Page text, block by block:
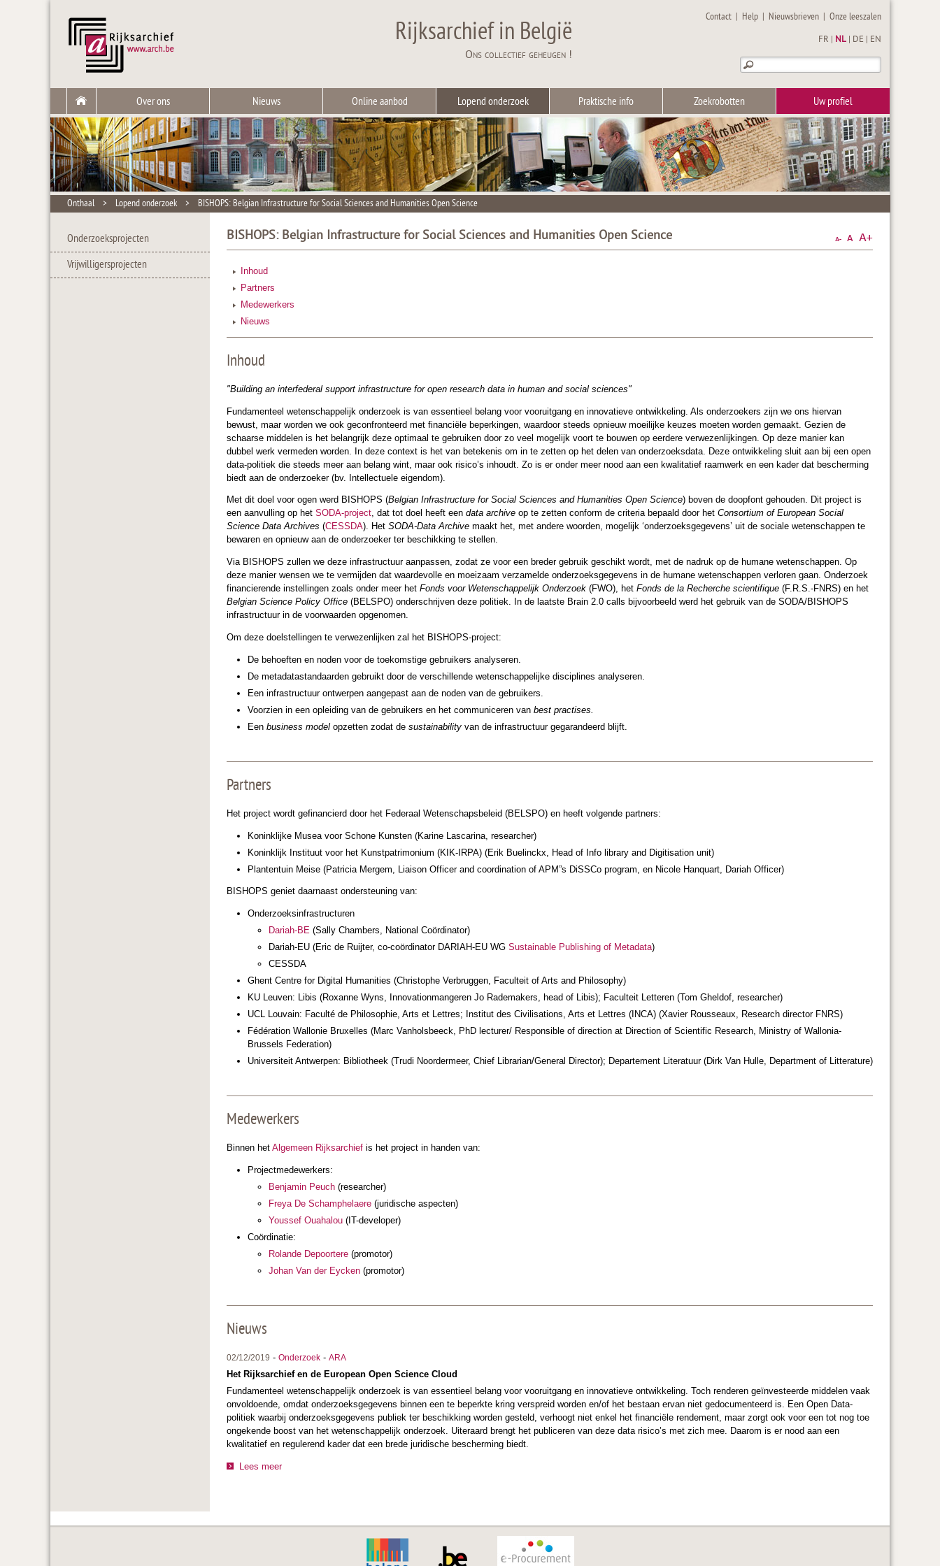
Rijksarchief in België
Ons collectief geheugen !
Contact | Help | Nieuwsbrieven |Onze leeszalen
FR NL DE EN
Over ons Nieuws Online aanbod Lopend onderzoek Praktische info Zoekrobotten Uw profiel
Onthaal > Lopend onderzoek > BISHOPS: Belgian Infrastructure for Social Sciences and Humanities Open Science
Onderzoeksprojecten
Vrijwilligersprojecten
BISHOPS: Belgian Infrastructure for Social Sciences and Humanities Open Science
Inhoud
Partners
Medewerkers
Nieuws
Inhoud
"Building an interfederal support infrastructure for open research data in human and social sciences"
Fundamenteel wetenschappelijk onderzoek is van essentieel belang voor vooruitgang en innovatieve ontwikkeling. Als onderzoekers zijn we ons hiervan
bewust, maar worden we ook geconfronteerd met financiële beperkingen, waardoor steeds opnieuw moeilijke keuzes moeten worden gemaakt. Gezien de
schaarse middelen is het belangrijk deze optimaal te gebruiken door zo veel mogelijk voort te bouwen op eerdere verwezenlijkingen. Op deze manier kan
dubbel werk vermeden worden. In deze context is het van betekenis om in te zetten op het delen van onderzoeksdata. Deze ontwikkeling sluit aan bij een open
data-politiek die steeds meer aan belang wint, maar ook risico’s inhoudt. Zo is er onder meer nood aan een kwalitatief raamwerk en een kader dat bescherming
biedt aan de onderzoeker (bv. Intellectuele eigendom).
Met dit doel voor ogen werd BISHOPS (Belgian Infrastructure for Social Sciences and Humanities Open Science) boven de doopfont gehouden. Dit project is
een aanvulling op het SODA-project, dat tot doel heeft een data archive op te zetten conform de criteria bepaald door het Consortium of European Social
Science Data Archives (CESSDA). Het SODA-Data Archive maakt het, met andere woorden, mogelijk ‘onderzoeksgegevens’ uit de sociale wetenschappen te
bewaren en opnieuw aan de onderzoeker ter beschikking te stellen.
Via BISHOPS zullen we deze infrastructuur aanpassen, zodat ze voor een breder gebruik geschikt wordt, met de nadruk op de humane wetenschappen. Op
deze manier wensen we te vermijden dat waardevolle en moeizaam verzamelde onderzoeksgegevens in de humane wetenschappen verloren gaan. Onderzoek
financierende instellingen zoals onder meer het Fonds voor Wetenschappelijk Onderzoek (FWO), het Fonds de la Recherche scientifique (F.R.S.-FNRS) en het
Belgian Science Policy Office (BELSPO) onderschrijven deze politiek. In de laatste Brain 2.0 calls bijvoorbeeld werd het gebruik van de SODA/BISHOPS
infrastructuur in de voorwaarden opgenomen.
Om deze doelstellingen te verwezenlijken zal het BISHOPS-project:
De behoeften en noden voor de toekomstige gebruikers analyseren.
De metadatastandaarden gebruikt door de verschillende wetenschappelijke disciplines analyseren.
Een infrastructuur ontwerpen aangepast aan de noden van de gebruikers.
Voorzien in een opleiding van de gebruikers en het communiceren van best practises.
Een business model opzetten zodat de sustainability van de infrastructuur gegarandeerd blijft.
Partners
Het project wordt gefinancierd door het Federaal Wetenschapsbeleid (BELSPO) en heeft volgende partners:
Koninklijke Musea voor Schone Kunsten (Karine Lascarina, researcher)
Koninklijk Instituut voor het Kunstpatrimonium (KIK-IRPA) (Erik Buelinckx, Head of Info library and Digitisation unit)
Plantentuin Meise (Patricia Mergem, Liaison Officer and coordination of APM”s DiSSCo program, en Nicole Hanquart, Dariah Officer)
BISHOPS geniet daarnaast ondersteuning van:
Onderzoeksinfrastructuren
Dariah-BE (Sally Chambers, National Coördinator)
Dariah-EU (Eric de Ruijter, co-coördinator DARIAH-EU WG Sustainable Publishing of Metadata)
CESSDA
Ghent Centre for Digital Humanities (Christophe Verbruggen, Faculteit of Arts and Philosophy)
KU Leuven: Libis (Roxanne Wyns, Innovationmangeren Jo Rademakers, head of Libis); Faculteit Letteren (Tom Gheldof, researcher)
UCL Louvain: Faculté de Philosophie, Arts et Lettres; Institut des Civilisations, Arts et Lettres (INCA) (Xavier Rousseaux, Research director FNRS)
Fédération Wallonie Bruxelles (Marc Vanholsbeeck, PhD lecturer/ Responsible of direction at Direction of Scientific Research, Ministry of Wallonia-
Brussels Federation)
Universiteit Antwerpen: Bibliotheek (Trudi Noordermeer, Chief Librarian/General Director); Departement Literatuur (Dirk Van Hulle, Department of Litterature)
Medewerkers
Binnen het Algemeen Rijksarchief is het project in handen van:
Projectmedewerkers:
Benjamin Peuch (researcher)
Freya De Schamphelaere (juridische aspecten)
Youssef Ouahalou (IT-developer)
Coördinatie:
Rolande Depoortere (promotor)
Johan Van der Eycken (promotor)
Nieuws
02/12/2019 - Onderzoek - ARA
Het Rijksarchief en de European Open Science Cloud
Fundamenteel wetenschappelijk onderzoek is van essentieel belang voor vooruitgang en innovatieve ontwikkeling. Toch renderen geïnvesteerde middelen vaak
onvoldoende, omdat onderzoeksgegevens binnen een te beperkte kring verspreid worden en/of het bestaan ervan niet gedocumenteerd is. Een Open Data-
politiek waarbij onderzoeksgegevens publiek ter beschikking worden gesteld, verhoogt niet enkel het financiële rendement, maar zorgt ook voor een tot nog toe
ongekende boost van het wetenschappelijk onderzoek. Uiteraard brengt het publiceren van deze data risico’s met zich mee. Daarom is er nood aan een
kwalitatief en regulerend kader dat een brede juridische bescherming biedt.
Lees meer